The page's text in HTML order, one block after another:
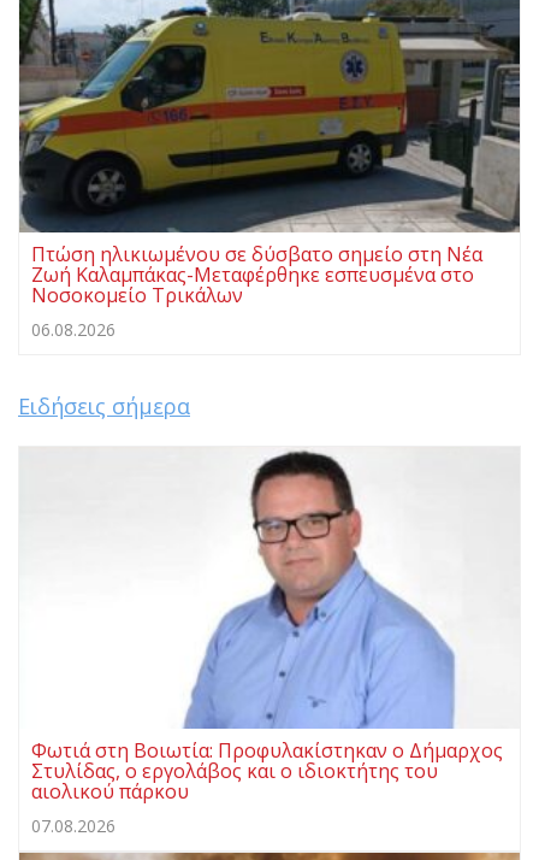
Πτώση ηλικιωμένου σε δύσβατο σημείο στη Νέα
Ζωή Καλαμπάκας-Μεταφέρθηκε εσπευσμένα στο
Νοσοκομείο Τρικάλων
06.08.2026
Ειδήσεις σήμερα
Φωτιά στη Βοιωτία: Προφυλακίστηκαν ο Δήμαρχος
Στυλίδας, ο εργολάβος και ο ιδιοκτήτης του
αιολικού πάρκου
07.08.2026